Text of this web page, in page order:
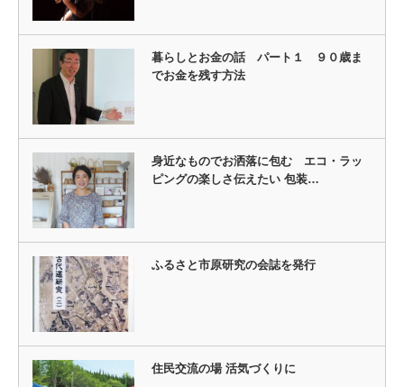
暮らしとお金の話 パート１ ９０歳ま
でお金を残す方法
身近なものでお洒落に包む エコ・ラッ
ピングの楽しさ伝えたい 包装…
ふるさと市原研究の会誌を発行
住民交流の場 活気づくりに